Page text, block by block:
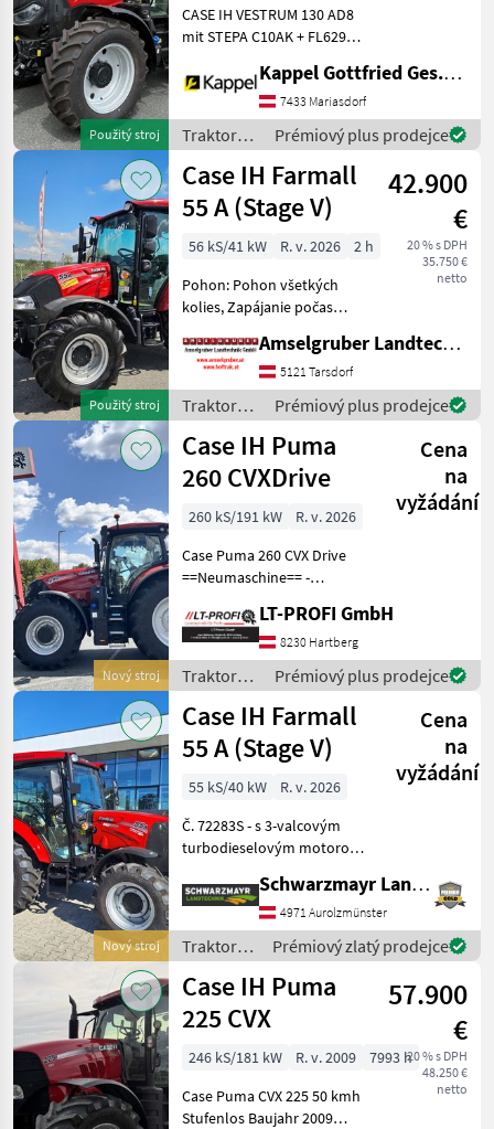
Použitý stroj
10AK-FL6295
CASE IH VESTRUM 130 AD8
mit STEPA C10AK + FL6295
neuwertige
Gebrauchtmaschine •
Erstzulassung: 11/2025 •
Betriebsstunden: 10 h • 171
Kappel Gottfried Ges.m.b.H.
7433 Mariasdorf
Traktory /
Case IH
Prémiový plus prodejce
Použitý stroj
Case IH Farmall
55 A (Stage V)
42.900
€
20 % s DPH
35.750 €
netto
56 kS/41 kW R. v. 2026
2 h
Pohon: Pohon všetkých
kolies, Zapájanie počas
rušňovodiča: Vodičská
kabína, Vývodový hriadeľ
hnacieho hriadeľa:
540/540E, Najvyššia
rýchlosť km/
Amselgruber Landtechnik GmbH
5121 Tarsdorf
Traktory /
Case IH
Prémiový plus prodejce
Nový stroj
Case IH Puma
260 CVXDrive
Cena
na
vyžádání
260 kS/191 kW
R. v. 2026
Case Puma 260 CVX Drive
==Neumaschine== -
R30 Vredestein auf
Verstellfelgen - Bereifung
hinten: VF710/70 R42
Vredestein auf Fixfel
LT-PROFI GmbH
8230 Hartberg
Traktory /
Case IH
Prémiový plus prodejce
Nový stroj
Case IH Farmall
55 A (Stage V)
Cena
na
vyžádání
55 kS/40 kW
R. v. 2026
Č. 72283S - s 3-valcovým
turbodieselovým motorom
9 l menovitý výkon 55 PS a
krútiaci moment 258 Nm - s
palivovou nádržou s
objemom 82 l -
Schwarzmayr Landtechnik GmbH - Aurolzmünster
4971 Aurolzmünster
Traktory /
Case IH
Prémiový zlatý prodejce
Case IH Puma
225 CVX
57.900
€
20 % s DPH
48.250 €
netto
246 kS/181 kW R. v. 2009
7993 h
Case Puma CVX 225 50 kmh
Stufenlos Baujahr 2009